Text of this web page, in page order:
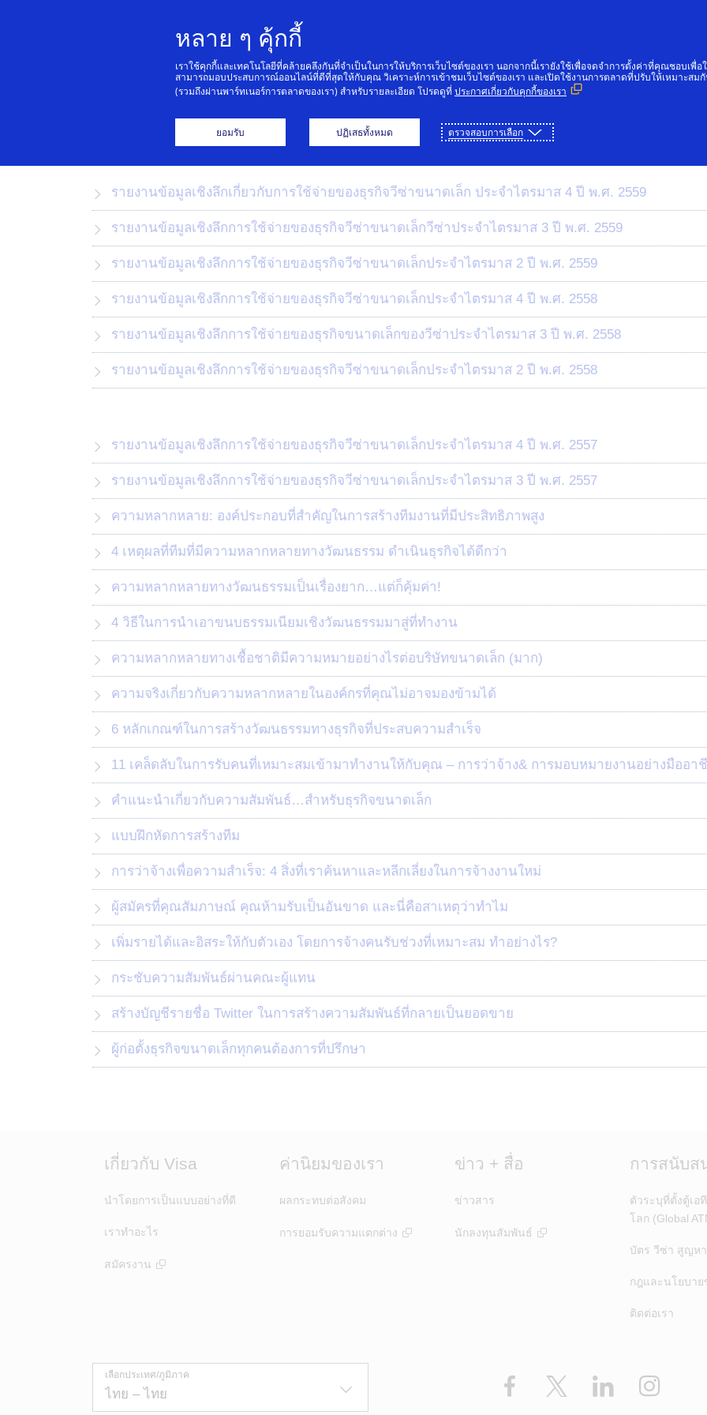
บุคคลทั่วไป ธุรกิจและรัฐบาล นักพัฒนานวัตกรรม
ไลบรารีแหล่งธุรกิจขนาด
รายงานข้อมูลเชิงลึกเกี่ยวกับการใช้จ่ายของธุรกิจวีซ่าขนาดเล็ก ประจำไตรมาส 4 ปี พ.ศ. 2559
รายงานข้อมูลเชิงลึกการใช้จ่ายของธุรกิจวีซ่าขนาดเล็กวีซ่าประจำไตรมาส 3 ปี พ.ศ. 2559
รายงานข้อมูลเชิงลึกการใช้จ่ายของธุรกิจวีซ่าขนาดเล็กประจำไตรมาส 2 ปี พ.ศ. 2559
รายงานข้อมูลเชิงลึกการใช้จ่ายของธุรกิจวีซ่าขนาดเล็กประจำไตรมาส 4 ปี พ.ศ. 2558
รายงานข้อมูลเชิงลึกการใช้จ่ายของธุรกิจขนาดเล็กของวีซ่าประจำไตรมาส 3 ปี พ.ศ. 2558
รายงานข้อมูลเชิงลึกการใช้จ่ายของธุรกิจวีซ่าขนาดเล็กประจำไตรมาส 2 ปี พ.ศ. 2558
รายงานข้อมูลเชิงลึกการใช้จ่ายของธุรกิจวีซ่าขนาดเล็กประจำไตรมาส 4 ปี พ.ศ. 2557
รายงานข้อมูลเชิงลึกการใช้จ่ายของธุรกิจวีซ่าขนาดเล็กประจำไตรมาส 3 ปี พ.ศ. 2557
ความหลากหลาย: องค์ประกอบที่สำคัญในการสร้างทีมงานที่มีประสิทธิภาพสูง
4 เหตุผลที่ทีมที่มีความหลากหลายทางวัฒนธรรม ดำเนินธุรกิจได้ดีกว่า
ความหลากหลายทางวัฒนธรรมเป็นเรื่องยาก…แต่ก็คุ้มค่า!
4 วิธีในการนำเอาขนบธรรมเนียมเชิงวัฒนธรรมมาสู่ที่ทำงาน
ความหลากหลายทางเชื้อชาติมีความหมายอย่างไรต่อบริษัทขนาดเล็ก (มาก)
ความจริงเกี่ยวกับความหลากหลายในองค์กรที่คุณไม่อาจมองข้ามได้
6 หลักเกณฑ์ในการสร้างวัฒนธรรมทางธุรกิจที่ประสบความสำเร็จ
11 เคล็ดลับในการรับคนที่เหมาะสมเข้ามาทำงานให้กับคุณ – การว่าจ้าง& การมอบหมายงานอย่างมืออา
คำแนะนำเกี่ยวกับความสัมพันธ์…สำหรับธุรกิจขนาดเล็ก
แบบฝึกหัดการสร้างทีม
การว่าจ้างเพื่อความสำเร็จ: 4 สิ่งที่เราค้นหาและหลีกเลี่ยงในการจ้างงานใหม่
ผู้สมัครที่คุณสัมภาษณ์ คุณห้ามรับเป็นอันขาด และนี่คือสาเหตุว่าทำไม
เพิ่มรายได้และอิสระให้กับตัวเอง โดยการจ้างคนรับช่วงที่เหมาะสม ทำอย่างไร?
กระชับความสัมพันธ์ผ่านคณะผู้แทน
สร้างบัญชีรายชื่อ Twitter ในการสร้างความสัมพันธ์ที่กลายเป็นยอดขาย
ผู้ก่อตั้งธุรกิจขนาดเล็กทุกคนต้องการที่ปรึกษา
เกี่ยวกับ Visa
นำโดยการเป็นแบบอย่างที่ดี
เราทำอะไร
สมัครงาน
ค่านิยมของเรา
ผลกระทบต่อสังคม
การยอมรับความแตกต่าง
ข่าว + สื่อ
ข่าวสาร
นักลงทุนสัมพันธ์
การสนับส
ตัวระบุที่ตั้งตู้เอ
โลก (Global
บัตร วีซ่า สูญห
กฎและนโยบาย
ติดต่อเรา
เลือกประเทศ/ภูมิภาค Facebook LinkedIn
หลาย ๆ คุ้กกี้
เราใช้คุกกี้และเทคโนโลยีที่คล้ายคลึงกันที่จำเป็นในการให้บริการเว็บไซต์ของเรา นอกจากนี้เรายังใช้เพื่อจดจำการตั้งค่าที่คุณชอบเพื่อ
สามารถมอบประสบการณ์ออนไลน์ที่ดีที่สุดให้กับคุณ วิเคราะห์การเข้าชมเว็บไซต์ของเรา และเปิดใช้งานการตลาดที่ปรับให้เหมาะสม
(รวมถึงผ่านพาร์ทเนอร์การตลาดของเรา) สำหรับรายละเอียด โปรดดูที่ประกาศเกี่ยวกับคุกกี้ของเรา
ยอมรับ ปฏิเสธทั้งหมด ตรวจสอบการเลือก